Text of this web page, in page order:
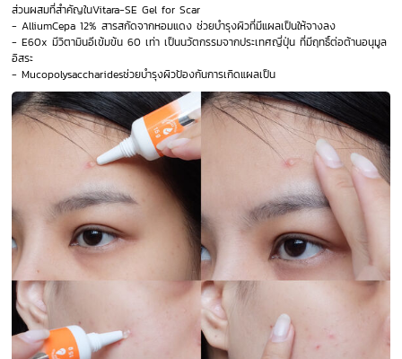
ส่วนผสมที่สำคัญในVitara-SE Gel for Scar
- AlliumCepa 12% สารสกัดจากหอมแดง ช่วยบำรุงผิวที่มีแผลเป็นให้จางลง
- E60x มีวิตามินอีเข้มข้น 60 เท่า เป็นนวัตกรรมจากประเทศญี่ปุ่น ที่มีฤทธิ์ต่อต้านอนุมูล
อิสระ
- Mucopolysaccharidesช่วยบำรุงผิวป้องกันการเกิดแผลเป็น